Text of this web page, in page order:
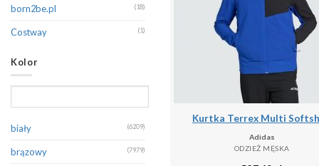
Dsquared2 (132)
Dstrezzed (321)
Eight2Nine
Endurance (123)
Erima (262)
born2be.pl (18)
Costway (1)
Denimo.com
Emaga (1)
Eobuwie (179)
Kolor
biały (6209)
brązowy (7979)
Kurtka Terrex Multi
Adidas
ODZIEŻ MĘSKA